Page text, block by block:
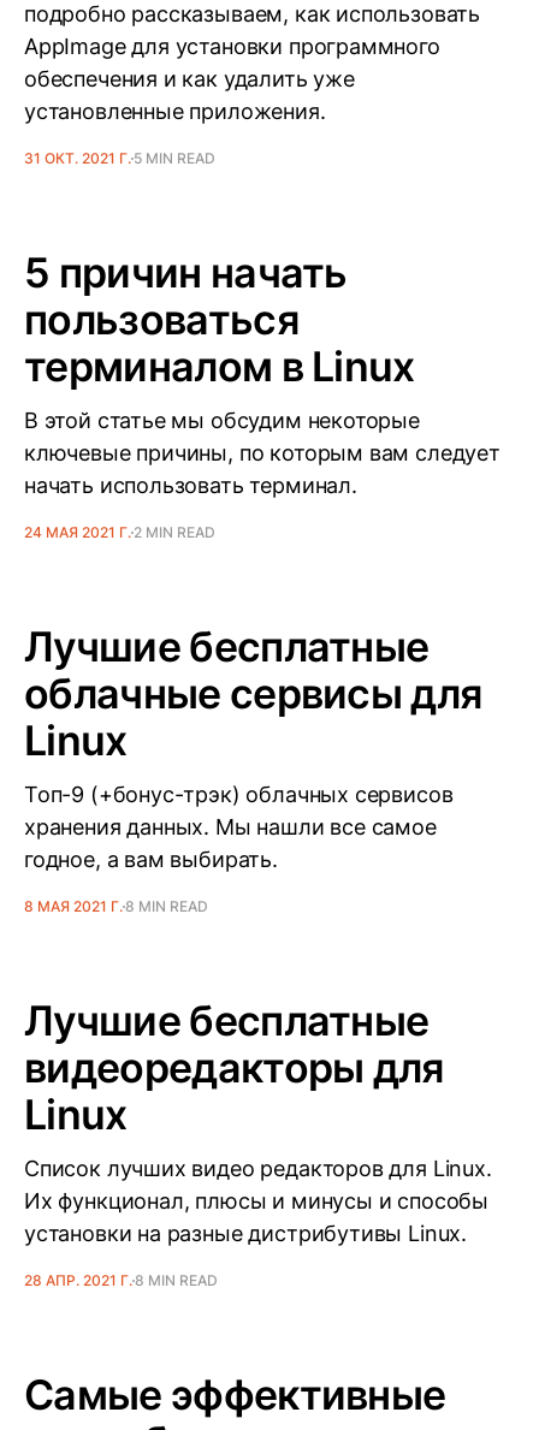
подробно рассказываем, как использовать
AppImage для установки программного
обеспечения и как удалить уже
установленные приложения.
31 ОКТ. 2021 Г. 5 MIN READ
5 причин начать
пользоваться
терминалом в Linux
В этой статье мы обсудим некоторые
ключевые причины, по которым вам следует
начать использовать терминал.
24 МАЯ 2021 Г. 2 MIN READ
Лучшие бесплатные
облачные сервисы для
Linux
Топ-9 (+бонус-трэк) облачных сервисов
хранения данных. Мы нашли все самое
годное, а вам выбирать.
8 МАЯ 2021 Г.8 MIN READ
Лучшие бесплатные
видеоредакторы для
Linux
Список лучших видео редакторов для Linux.
Их функционал, плюсы и минусы и способы
установки на разные дистрибутивы Linux.
28 АПР. 2021 Г.8 MIN READ
Самые эффективные